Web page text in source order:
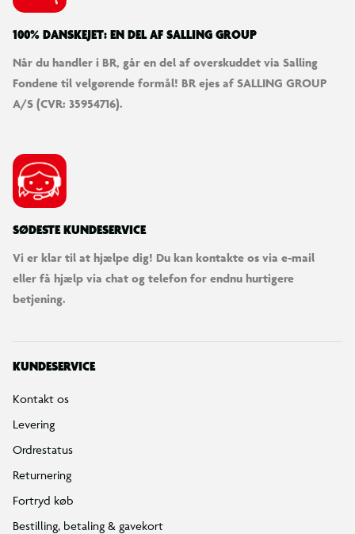
100% DANSKEJET: EN DEL AF SALLING GROUP
Når du handler i BR, går en del af overskuddet via Salling
Fondene til velgørende formål! BR ejes af SALLING GROUP
A/S (CVR: 35954716).
SØDESTE KUNDESERVICE
Vi er klar til at hjælpe dig! Du kan kontakte os via e-mail
eller få hjælp via chat og telefon for endnu hurtigere
betjening.
KUNDESERVICE
Kontakt os
Levering
Ordrestatus
Returnering
Fortryd køb
Bestilling, betaling & gavekort